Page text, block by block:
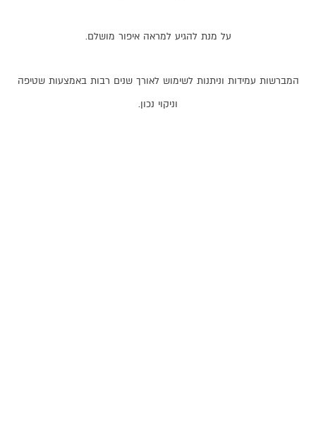
על מנת להגיע למראה איפור מושלם.
המברשות עמידות וניתנות לשימוש לאורך שנים רבות באמצעות שטיפה
וניקוי נכון.